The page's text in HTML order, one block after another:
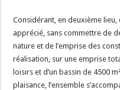
Considérant, en deuxième
apprécié, sans commettre de
nature et de l’emprise des
réalisation, sur une emprise
loisirs et d’un bassin de 4500
plaisance, l’ensemble